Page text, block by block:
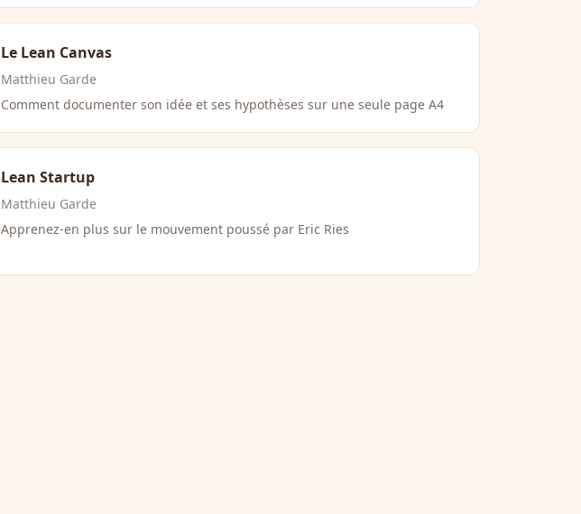
Le Lean Canvas
Matthieu Garde
Comment documenter son idée et ses hypothèses sur une seule page A4
Lean Startup
Matthieu Garde
Apprenez-en plus sur le mouvement poussé par Eric Ries